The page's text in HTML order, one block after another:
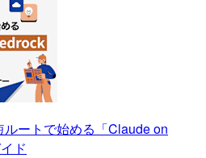
ルートで始める「Claude on
ド